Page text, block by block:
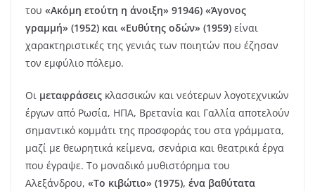
του «Ακόμη ετούτη η άνοιξη» 91946) «Άγονος
γραμμή» (1952) και «Ευθύτης οδών» (1959) είναι
χαρακτηριστικές της γενιάς των ποιητών που έζησαν
τον εμφύλιο πόλεμο.
Οι μεταφράσεις κλασσικών και νεότερων λογοτεχνικών
έργων από Ρωσία, ΗΠΑ, Βρετανία και Γαλλία αποτελούν
σημαντικό κομμάτι της προσφοράς του στα γράμματα,
μαζί με θεωρητικά κείμενα, σενάρια και θεατρικά έργα
που έγραψε. Το μοναδικό μυθιστόρημα του
Αλεξάνδρου, «Το κιβώτιο» (1975), ένα βαθύτατα